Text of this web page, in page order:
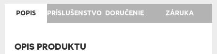
POPIS PRÍSLUŠENSTVO DORUČENIE ZÁRUKA
OPIS PRODUKTU